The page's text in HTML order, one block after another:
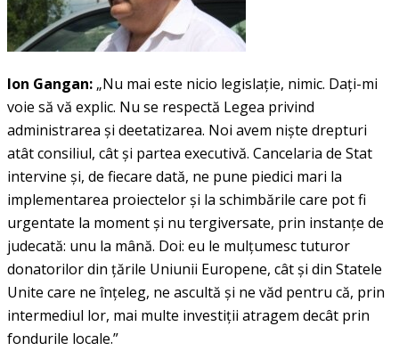
Ion Gangan: „Nu mai este nicio legislaţie, nimic. Daţi-mi
voie să vă explic. Nu se respectă Legea privind
administrarea şi deetatizarea. Noi avem nişte drepturi
atât consiliul, cât şi partea executivă. Cancelaria de Stat
intervine şi, de fiecare dată, ne pune piedici mari la
implementarea proiectelor şi la schimbările care pot fi
urgentate la moment şi nu tergiversate, prin instanţe de
judecată: unu la mână. Doi: eu le mulţumesc tuturor
donatorilor din ţările Uniunii Europene, cât şi din Statele
Unite care ne înţeleg, ne ascultă şi ne văd pentru că, prin
intermediul lor, mai multe investiţii atragem decât prin
fondurile locale.”